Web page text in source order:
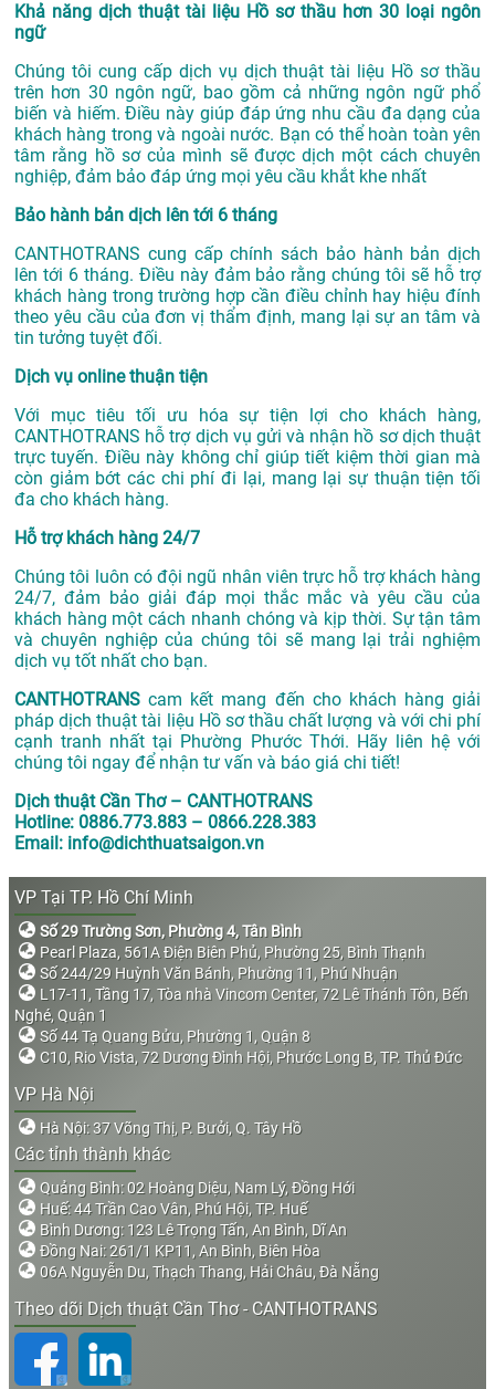
Khả năng dịch thuật tài liệu Hồ sơ thầu hơn 30 loại ngôn
ngữ
Chúng tôi cung cấp dịch vụ dịch thuật tài liệu Hồ sơ thầu
trên hơn 30 ngôn ngữ, bao gồm cả những ngôn ngữ phổ
biến và hiếm. Điều này giúp đáp ứng nhu cầu đa dạng của
khách hàng trong và ngoài nước. Bạn có thể hoàn toàn yên
tâm rằng hồ sơ của mình sẽ được dịch một cách chuyên
nghiệp, đảm bảo đáp ứng mọi yêu cầu khắt khe nhất
Bảo hành bản dịch lên tới 6 tháng
CANTHOTRANS cung cấp chính sách bảo hành bản dịch
lên tới 6 tháng. Điều này đảm bảo rằng chúng tôi sẽ hỗ trợ
khách hàng trong trường hợp cần điều chỉnh hay hiệu đính
theo yêu cầu của đơn vị thẩm định, mang lại sự an tâm và
tin tưởng tuyệt đối.
Dịch vụ online thuận tiện
Với mục tiêu tối ưu hóa sự tiện lợi cho khách hàng,
CANTHOTRANS hỗ trợ dịch vụ gửi và nhận hồ sơ dịch thuật
trực tuyến. Điều này không chỉ giúp tiết kiệm thời gian mà
còn giảm bớt các chi phí đi lại, mang lại sự thuận tiện tối
đa cho khách hàng.
Hỗ trợ khách hàng 24/7
Chúng tôi luôn có đội ngũ nhân viên trực hỗ trợ khách hàng
24/7, đảm bảo giải đáp mọi thắc mắc và yêu cầu của
khách hàng một cách nhanh chóng và kịp thời. Sự tận tâm
và chuyên nghiệp của chúng tôi sẽ mang lại trải nghiệm
dịch vụ tốt nhất cho bạn.
CANTHOTRANS cam kết mang đến cho khách hàng giải
pháp dịch thuật tài liệu Hồ sơ thầu chất lượng và với chi phí
cạnh tranh nhất tại Phường Phước Thới. Hãy liên hệ với
chúng tôi ngay để nhận tư vấn và báo giá chi tiết!
Dịch thuật Cần Thơ – CANTHOTRANS
Hotline: 0886.773.883 – 0866.228.383
Email: info@dichthuatsaigon.vn
VP Tại TP. Hồ Chí Minh
Số 29 Trường Sơn, Phường 4, Tân Bình
Pearl Plaza, 561A Điện Biên Phủ, Phường 25, Bình Thạnh
Số 244/29 Huỳnh Văn Bánh, Phường 11, Phú Nhuận
L17-11, Tầng 17, Tòa nhà Vincom Center, 72 Lê Thánh Tôn, Bến
Nghé, Quận 1
Số 44 Tạ Quang Bửu, Phường 1, Quận 8
C10, Rio Vista, 72 Dương Đình Hội, Phước Long B, TP. Thủ Đức
VP Hà Nội
Hà Nội: 37 Võng Thị, P. Bưởi, Q. Tây Hồ
Các tỉnh thành khác
Quảng Bình: 02 Hoàng Diệu, Nam Lý, Đồng Hới
Huế: 44 Trần Cao Vân, Phú Hội, TP. Huế
Bình Dương: 123 Lê Trọng Tấn, An Bình, Dĩ An
Đồng Nai: 261/1 KP11, An Bình, Biên Hòa
06A Nguyễn Du, Thạch Thang, Hải Châu, Đà Nẵng
Theo dõi Dịch thuật Cần Thơ - CANTHOTRANS